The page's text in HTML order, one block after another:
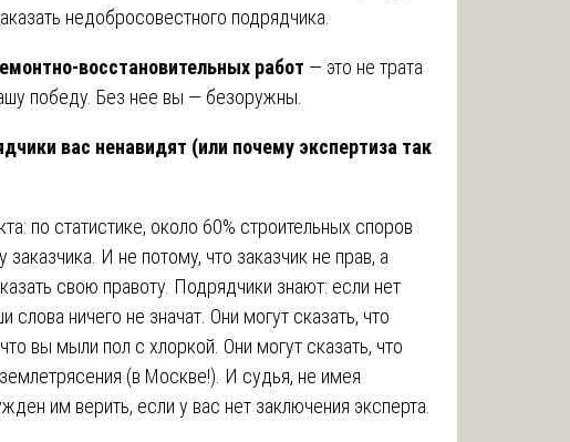
недобросовестного подрядчика.
восстановительных работ — это не трата
победу. Без нее вы — безоружны.
вас ненавидят (или почему экспертиза так
по статистике, около 60% строительных споров
заказчика. И не потому, что заказчик не прав, а
свою правоту. Подрядчики знают: если нет
слова ничего не значат. Они могут сказать, что
вы мыли пол с хлоркой. Они могут сказать, что
(в Москве!). И судья, не имея
им верить, если у вас нет заключения эксперта.